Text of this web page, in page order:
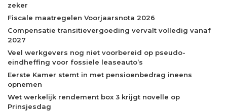
zeker
Fiscale maatregelen Voorjaarsnota 2026
Compensatie transitievergoeding vervalt volledig vanaf
2027
Veel werkgevers nog niet voorbereid op pseudo-
eindheffing voor fossiele leaseauto’s
Eerste Kamer stemt in met pensioenbedrag ineens
opnemen
Wet werkelijk rendement box 3 krijgt novelle op
Prinsjesdag